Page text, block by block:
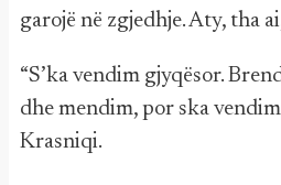
garojë në zgjedhje. Aty, tha
“S’ka vendim gjyqësor.
dhe mendim, por ska
Krasniqi.